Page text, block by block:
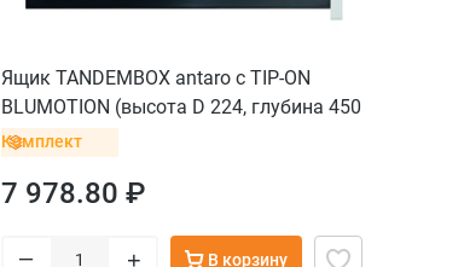
Ящик TANDEMBOX antaro с TIP-ON
BLUMOTION (высота D 224, глубина 450
мм, вес ящика от 10 до 30 кг), крепление
под саморезы, черный
Комплект
7 978.80 ₽
– + В корзину